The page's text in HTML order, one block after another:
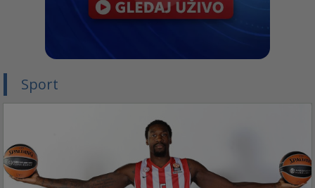
Sport